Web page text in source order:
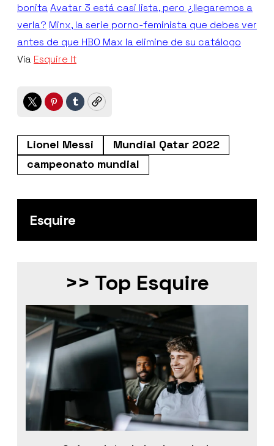
bonitaAvatar 3 está casi lista, pero ¿llegaremos a
verla? Minx, la serie porno-feminista que debes ver
antes de que HBO Max la elimine de su catálogo
Vía Esquire It
TwitterPinterest
TumblrCopy
Lionel Messi
Mundial Qatar 2022
campeonato mundial
Esquire
>> Top Esquire